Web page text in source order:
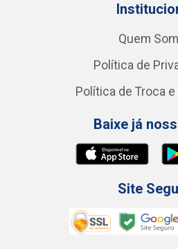
Quem
Política de
Política de Troca
Baixe já
Site